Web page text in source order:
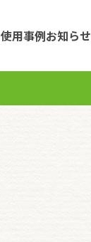
使用事例お知らせ